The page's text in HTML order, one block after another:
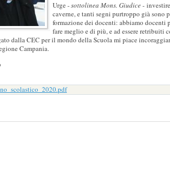
Urge -sottolinea Mons. Giudice-
caverne, e tanti segni purtroppo già sono
formazione dei docenti: abbiamo docenti
fare meglio e di più, e ad essere retribuiti
dalla CEC per il mondo della Scuola mi piace
Campania.